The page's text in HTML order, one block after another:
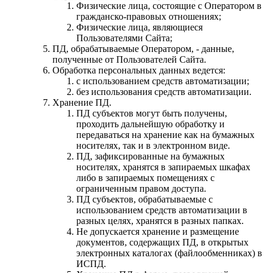
Физические лица, состоящие с Оператором в
гражданско-правовых отношениях;
Физические лица, являющиеся
Пользователями Сайта;
ПД, обрабатываемые Оператором, - данные,
полученные от Пользователей Сайта.
Обработка персональных данных ведется:
с использованием средств автоматизации;
без использования средств автоматизации.
Хранение ПД.
ПД субъектов могут быть получены,
проходить дальнейшую обработку и
передаваться на хранение как на бумажных
носителях, так и в электронном виде.
ПД, зафиксированные на бумажных
носителях, хранятся в запираемых шкафах
либо в запираемых помещениях с
ограниченным правом доступа.
ПД субъектов, обрабатываемые с
использованием средств автоматизации в
разных целях, хранятся в разных папках.
Не допускается хранение и размещение
документов, содержащих ПД, в открытых
электронных каталогах (файлообменниках) в
ИСПД.